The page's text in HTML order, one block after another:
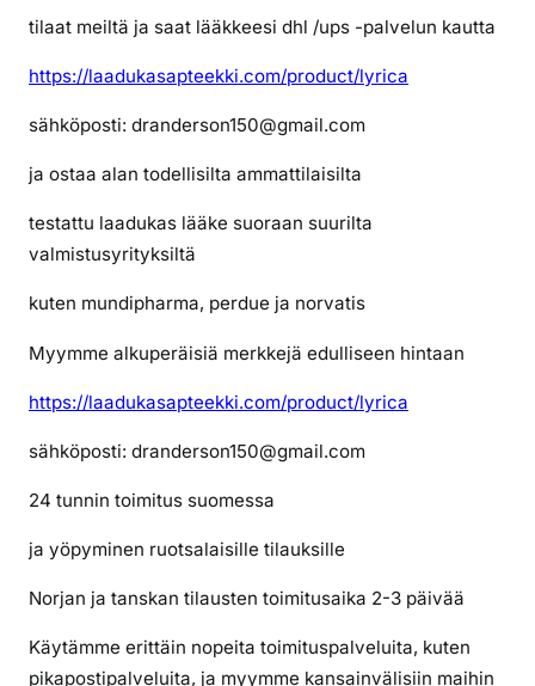
s
i
a
e
e
i
tilaat meiltä ja saat lääkkeesi dhl /ups -palvelun kautta
https://laadukasapteekki.com/product/lyrica
sähköposti: dranderson150@gmail.com
ja ostaa alan todellisilta ammattilaisilta
testattu laadukas lääke suoraan suurilta
valmistusyrityksiltä
kuten mundipharma, perdue ja norvatis
Myymme alkuperäisiä merkkejä edulliseen hintaan
https://laadukasapteekki.com/product/lyrica
sähköposti: dranderson150@gmail.com
24 tunnin toimitus suomessa
ja yöpyminen ruotsalaisille tilauksille
Norjan ja tanskan tilausten toimitusaika 2-3 päivää
Käytämme erittäin nopeita toimituspalveluita, kuten
pikapostipalveluita, ja myymme kansainvälisiin maihin